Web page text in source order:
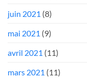
juin 2021 (8)
mai 2021 (9)
avril 2021 (11)
mars 2021 (11)